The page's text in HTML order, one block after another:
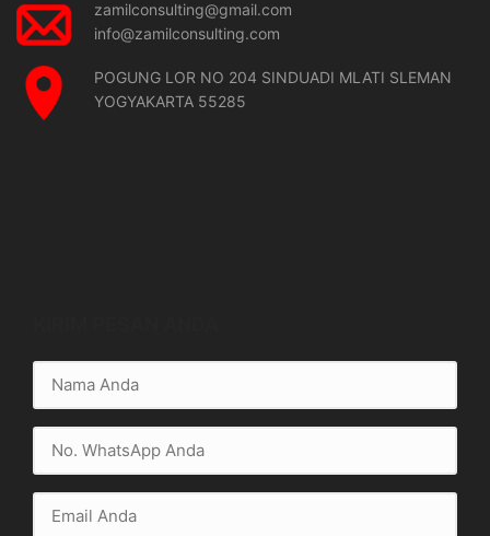
zamilconsulting@gmail.com
info@zamilconsulting.com
POGUNG LOR NO 204 SINDUADI MLATI SLEMAN
YOGYAKARTA 55285